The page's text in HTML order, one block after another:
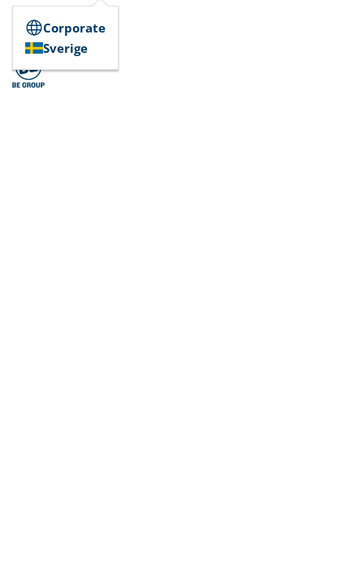
Corporate
Sverige